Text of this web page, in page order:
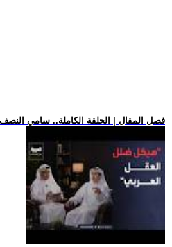
.. فصل المقال | الحلقة الكاملة.. سامي